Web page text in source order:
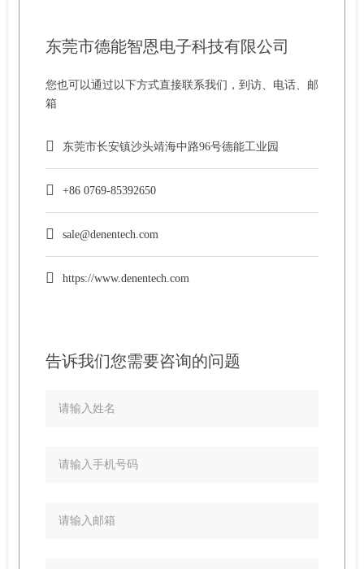
告诉我们您需要咨询的问题
东莞市德能智恩电子科技有限公司
您也可以通过以下方式直接联系我们，到访、电话、邮
箱
东莞市长安镇沙头靖海中路96号德能工业园
+86 0769-85392650
sale@denentech.com
https://www.denentech.com